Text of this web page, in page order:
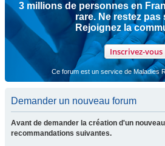
3 millions de personnes en
rare. Ne restez pas
Rejoignez la
Inscrivez-vous
Ce forum est un service de Maladies
Demander un nouveau forum
Avant de demander la création d'un
recommandations suivantes.